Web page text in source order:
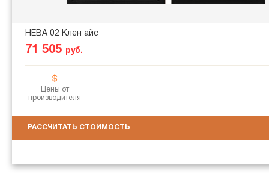
НЕВА 02 Клен айс
71 505 руб.
Цены от
производителя
РАССЧИТАТЬ СТОИМОСТЬ